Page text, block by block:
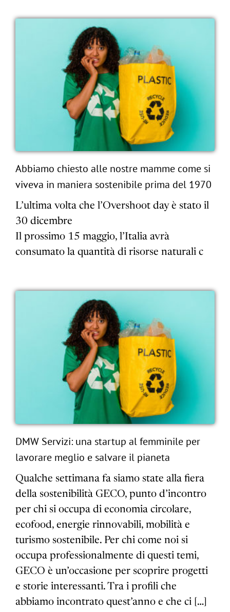
Abbiamo chiesto alle nostre mamme come si
viveva in maniera sostenibile prima del 1970
L’ultima volta che l’Overshoot day è stato il
30 dicembre
Il prossimo 15 maggio, l’Italia avrà
consumato la quantità di risorse naturali c
DMW Servizi: una startup al femminile per
lavorare meglio e salvare il pianeta
Qualche settimana fa siamo state alla fiera
della sostenibilità GECO, punto d’incontro
per chi si occupa di economia circolare,
ecofood, energie rinnovabili, mobilità e
turismo sostenibile. Per chi come noi si
occupa professionalmente di questi temi,
GECO è un’occasione per scoprire progetti
e storie interessanti. Tra i profili che
abbiamo incontrato quest’anno e che ci […]